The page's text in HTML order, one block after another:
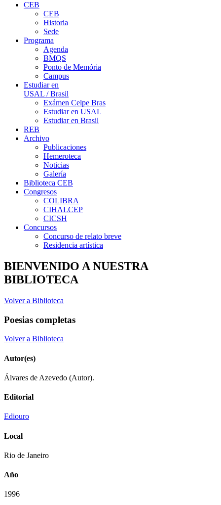
CEB
CEB
Historia
Sede
Programa
Agenda
BMQS
Ponto de Memória
Campus
Estudiar en
USAL / Brasil
Exámen Celpe Bras
Estudiar en USAL
Estudiar en Brasil
REB
Archivo
Publicaciones
Hemeroteca
Noticias
Galería
Biblioteca CEB
Congresos
COLIBRA
CIHALCEP
CICSH
Concursos
Concurso de relato breve
Residencia artística
BIENVENIDO A NUESTRA
BIBLIOTECA
Volver a Biblioteca
Poesias completas
Volver a Biblioteca
Autor(es)
Álvares de Azevedo (Autor).
Editorial
Ediouro
Local
Rio de Janeiro
Año
1996